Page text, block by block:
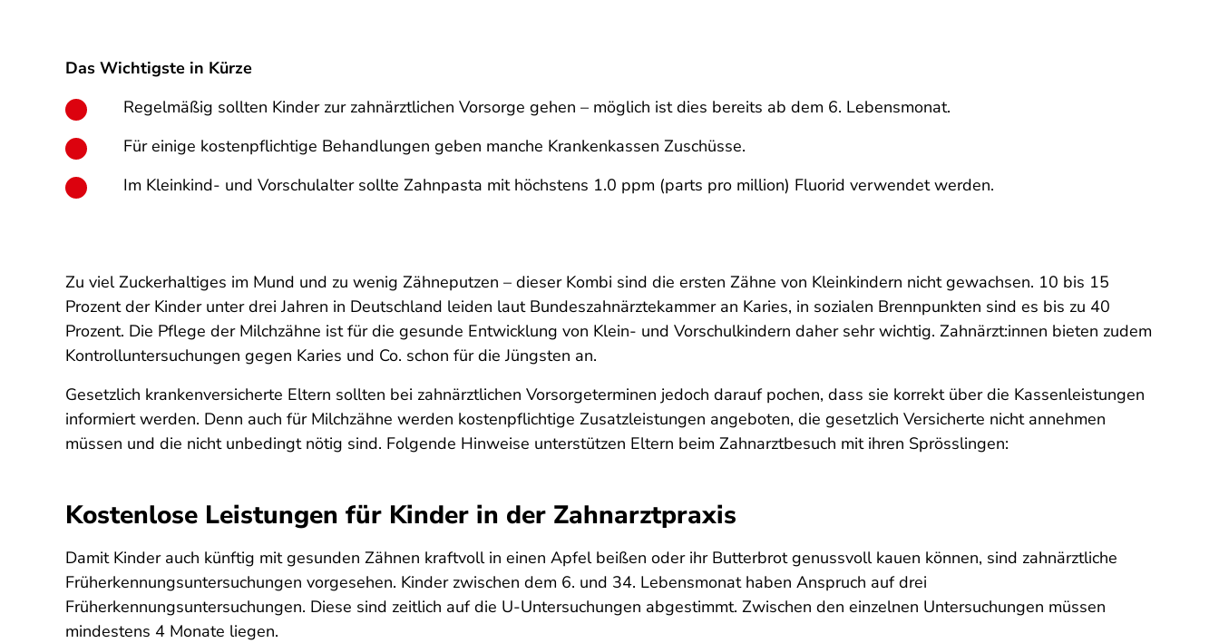
Das Wichtigste in Kürze
Regelmäßig sollten Kinder zur zahnärztlichen Vorsorge gehen – möglich ist dies bereits ab dem 6. Lebensmonat.
Für einige kostenpflichtige Behandlungen geben manche Krankenkassen Zuschüsse.
Im Kleinkind- und Vorschulalter sollte Zahnpasta mit höchstens 1.0 ppm (parts pro million) Fluorid verwendet werden.
Zu viel Zuckerhaltiges im Mund und zu wenig Zähneputzen – dieser Kombi sind die ersten Zähne von Kleinkindern nicht gewachsen. 10 bis 15
Prozent der Kinder unter drei Jahren in Deutschland leiden laut Bundeszahnärztekammer an Karies, in sozialen Brennpunkten sind es bis zu 40
Prozent. Die Pflege der Milchzähne ist für die gesunde Entwicklung von Klein- und Vorschulkindern daher sehr wichtig. Zahnärzt:innen bieten zudem
Kontrolluntersuchungen gegen Karies und Co. schon für die Jüngsten an.
Gesetzlich krankenversicherte Eltern sollten bei zahnärztlichen Vorsorgeterminen jedoch darauf pochen, dass sie korrekt über die Kassenleistungen
informiert werden. Denn auch für Milchzähne werden kostenpflichtige Zusatzleistungen angeboten, die gesetzlich Versicherte nicht annehmen
müssen und die nicht unbedingt nötig sind. Folgende Hinweise unterstützen Eltern beim Zahnarztbesuch mit ihren Sprösslingen:
Kostenlose Leistungen für Kinder in der Zahnarztpraxis
Damit Kinder auch künftig mit gesunden Zähnen kraftvoll in einen Apfel beißen oder ihr Butterbrot genussvoll kauen können, sind zahnärztliche
Früherkennungsuntersuchungen vorgesehen. Kinder zwischen dem 6. und 34. Lebensmonat haben Anspruch auf drei
Früherkennungsuntersuchungen. Diese sind zeitlich auf die U-Untersuchungen abgestimmt. Zwischen den einzelnen Untersuchungen müssen
mindestens 4 Monate liegen.